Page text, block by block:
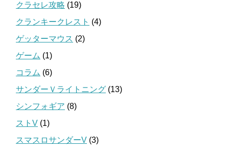
クラセレ攻略 (19)
クランキークレスト (4)
ゲッターマウス (2)
ゲーム (1)
コラム (6)
サンダーＶライトニング (13)
シンフォギア (8)
ストV (1)
スマスロサンダーV (3)